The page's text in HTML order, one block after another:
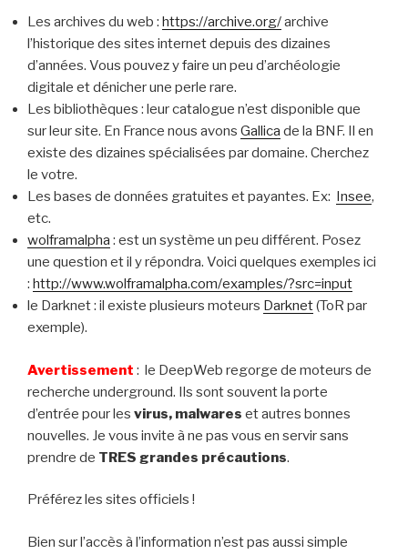
Les archives du web : https://archive.org/archive
l’historique des sites internet depuis des dizaines
d’années. Vous pouvez y faire un peu d’archéologie
digitale et dénicher une perle rare.
Les bibliothèques : leur catalogue n’est disponible que
sur leur site. En France nous avons Gallica de la BNF. Il en
existe des dizaines spécialisées par domaine. Cherchez
le votre.
Les bases de données gratuites et payantes. Ex: Insee,
etc.
wolframalpha : est un système un peu différent. Posez
une question et il y répondra. Voici quelques exemples ici
: http://www.wolframalpha.com/examples/?src=input
le Darknet : il existe plusieurs moteurs Darknet(ToR par
exemple).
Avertissement : le DeepWeb regorge de moteurs de
recherche underground. Ils sont souvent la porte
d’entrée pour les virus, malwares et autres bonnes
nouvelles. Je vous invite à ne pas vous en servir sans
prendre de TRES grandes précautions.
Préférez les sites officiels !
Bien sur l’accès à l’information n’est pas aussi simple